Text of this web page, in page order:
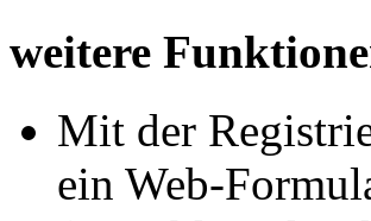
weitere
Mit der
ein Web-